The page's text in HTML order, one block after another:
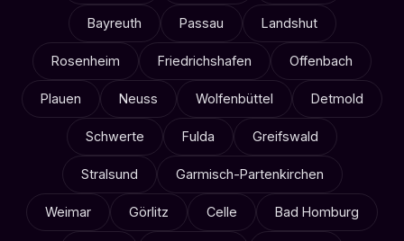
Bayreuth Passau Landshut
Rosenheim Friedrichshafen Offenbach
Plauen Neuss Wolfenbüttel Detmold
Schwerte Fulda Greifswald
Stralsund Garmisch-Partenkirchen
Weimar Görlitz Celle Bad Homburg